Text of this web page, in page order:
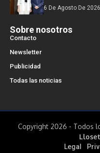
6 De Agosto De 2026
Sobre nosotros
Contacto
Newsletter
Publicidad
Todas las noticias
Copyright 2026 - Todos
Legal